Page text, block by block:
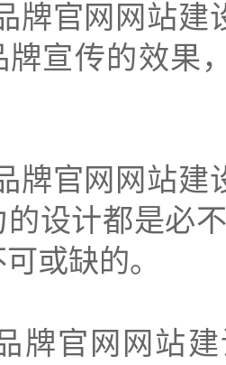
牌官网 网站建
牌宣传的效果
牌官网 网站建
的设计都是必
或缺的。
牌官网网站